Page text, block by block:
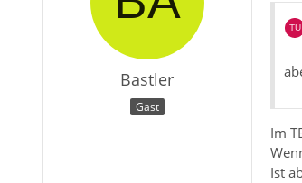
Bastler
Gast
Im
Ist